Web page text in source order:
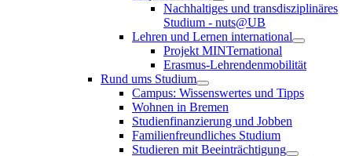
Nachhaltiges und transdisziplinäres
Studium - nuts@UB
Lehren und Lernen international
Projekt MINTernational
Erasmus-Lehrendenmobilität
Rund ums Studium
Campus: Wissenswertes und Tipps
Wohnen in Bremen
Studienfinanzierung und Jobben
Familienfreundliches Studium
Studieren mit Beeinträchtigung